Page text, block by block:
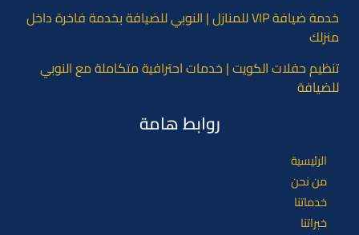
خدمة ضيافة VIP للمنازل | النوبي للضيافة بخدمة فاخرة داخل
منزلك
تنظيم حفلات الكويت | خدمات احترافية متكاملة مع النوبي
للضيافة
روابط هامة
الرئيسية
من نحن
خدماتنا
خبراتنا